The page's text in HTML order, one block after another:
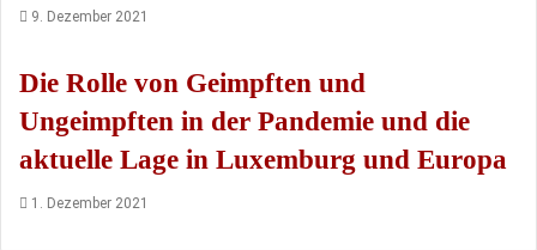
9. Dezember 2021
Die Rolle von Geimpften und
Ungeimpften in der Pandemie und die
aktuelle Lage in Luxemburg und Europa
1. Dezember 2021